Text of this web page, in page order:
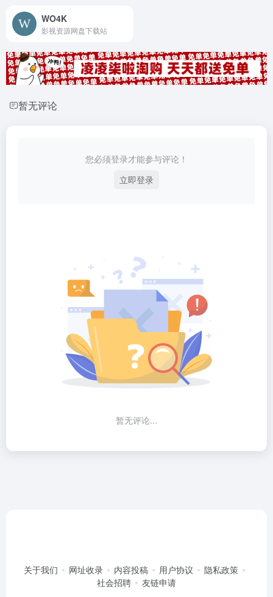
WO4K
影视资源网盘下载站
暂无评论
您必须登录才能参与评论！
立即登录
暂无评论...
关于我们 网址收录 内容投稿 用户协议
隐私政策
社会招聘
友链申请